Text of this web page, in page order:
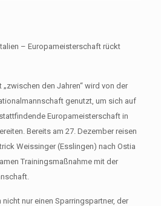
– Europameisterschaft rückt
den Jahren“ wird von der
genutzt, um sich auf
Europameisterschaft in
Bereits am 27. Dezember reisen
Weissinger (Esslingen) nach Ostia
Trainingsmaßnahme mit der
nur einen Sparringspartner, der